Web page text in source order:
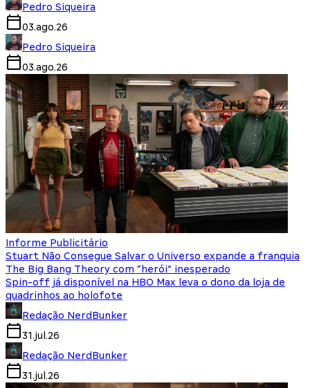
Pedro Siqueira
03.ago.26
Pedro Siqueira
03.ago.26
Informe Publicitário
Stuart Não Consegue Salvar o Universo expande a franquia
The Big Bang Theory com “herói” inesperado
Spin-off já disponível na HBO Max leva o dono da loja de
quadrinhos ao holofote
Redação NerdBunker
31.jul.26
Redação NerdBunker
31.jul.26